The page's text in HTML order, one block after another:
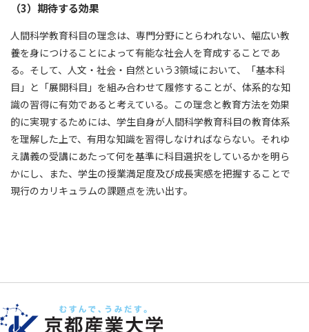
（3）期待する効果
人間科学教育科目の理念は、専門分野にとらわれない、幅広い教
養を身につけることによって有能な社会人を育成することであ
る。そして、人文・社会・自然という3領域において、「基本科
目」と「展開科目」を組み合わせて履修することが、体系的な知
識の習得に有効であると考えている。この理念と教育方法を効果
的に実現するためには、学生自身が人間科学教育科目の教育体系
を理解した上で、有用な知識を習得しなければならない。それゆ
え講義の受講にあたって何を基準に科目選択をしているかを明ら
かにし、また、学生の授業満足度及び成長実感を把握することで
現行のカリキュラムの課題点を洗い出す。